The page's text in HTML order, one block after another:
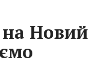
Новий